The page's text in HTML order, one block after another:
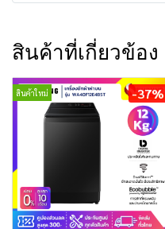
สินค้าที่เกี่ยวข้อง
สินค้าใหม่ -37%